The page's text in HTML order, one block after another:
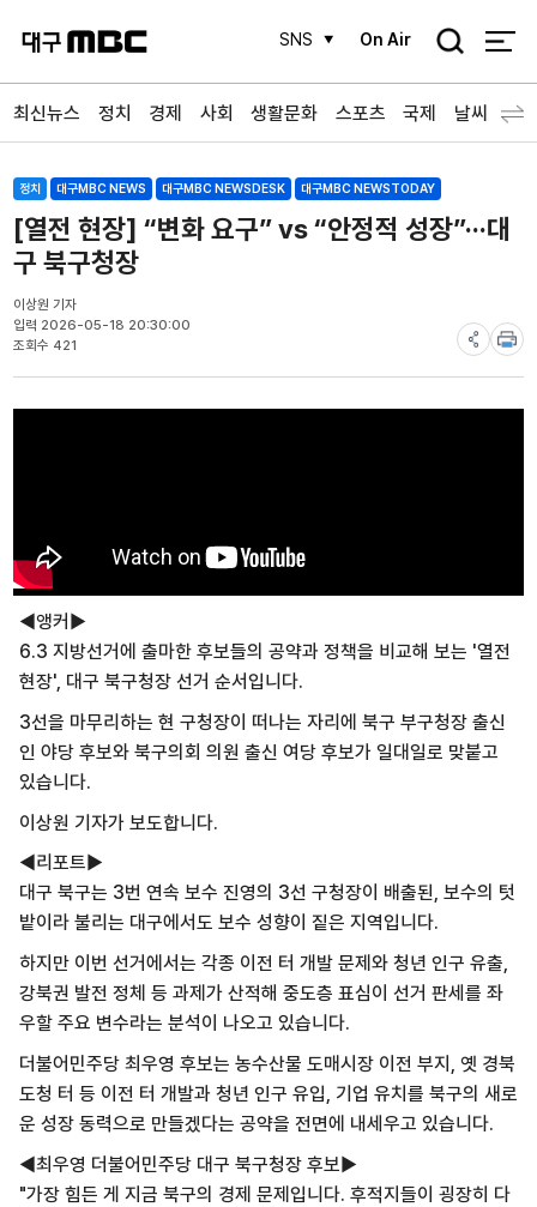
SNS On Air
검
최신뉴스 정치 경제 사회 생활문화 스포츠 국제 날씨
정치 대구MBC NEWS 대구MBC NEWSDESK 대구MBC NEWSTODAY
[열전 현장] “변화 요구” vs “안정적 성장”···대
구 북구청장
이상원 기자
입력 2026-05-18 20:30:00
조회수 421
◀앵커▶
6.3 지방선거에 출마한 후보들의 공약과 정책을 비교해 보는 '열전
현장', 대구 북구청장 선거 순서입니다.
3선을 마무리하는 현 구청장이 떠나는 자리에 북구 부구청장 출신
인 야당 후보와 북구의회 의원 출신 여당 후보가 일대일로 맞붙고
있습니다.
이상원 기자가 보도합니다.
◀리포트▶
대구 북구는 3번 연속 보수 진영의 3선 구청장이 배출된, 보수의 텃
밭이라 불리는 대구에서도 보수 성향이 짙은 지역입니다.
하지만 이번 선거에서는 각종 이전 터 개발 문제와 청년 인구 유출,
강북권 발전 정체 등 과제가 산적해 중도층 표심이 선거 판세를 좌
우할 주요 변수라는 분석이 나오고 있습니다.
더불어민주당 최우영 후보는 농수산물 도매시장 이전 부지, 옛 경북
도청 터 등 이전 터 개발과 청년 인구 유입, 기업 유치를 북구의 새로
운 성장 동력으로 만들겠다는 공약을 전면에 내세우고 있습니다.
◀최우영 더불어민주당 대구 북구청장 후보▶
"가장 힘든 게 지금 북구의 경제 문제입니다. 후적지들이 굉장히 다